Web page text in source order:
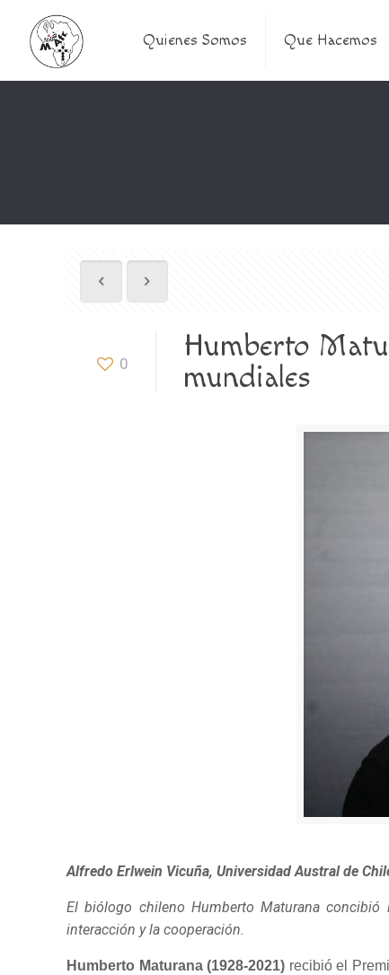
Quienes Somos Que Hacemos
0
Humberto
mundiales
Alfredo Erlwein Vicuña, Universidad Austral de
El biólogo chileno Humberto Maturana
interacción y la cooperación.
Humberto Maturana (1928-2021) recibió el